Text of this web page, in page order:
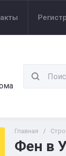
Главная /
Фен в